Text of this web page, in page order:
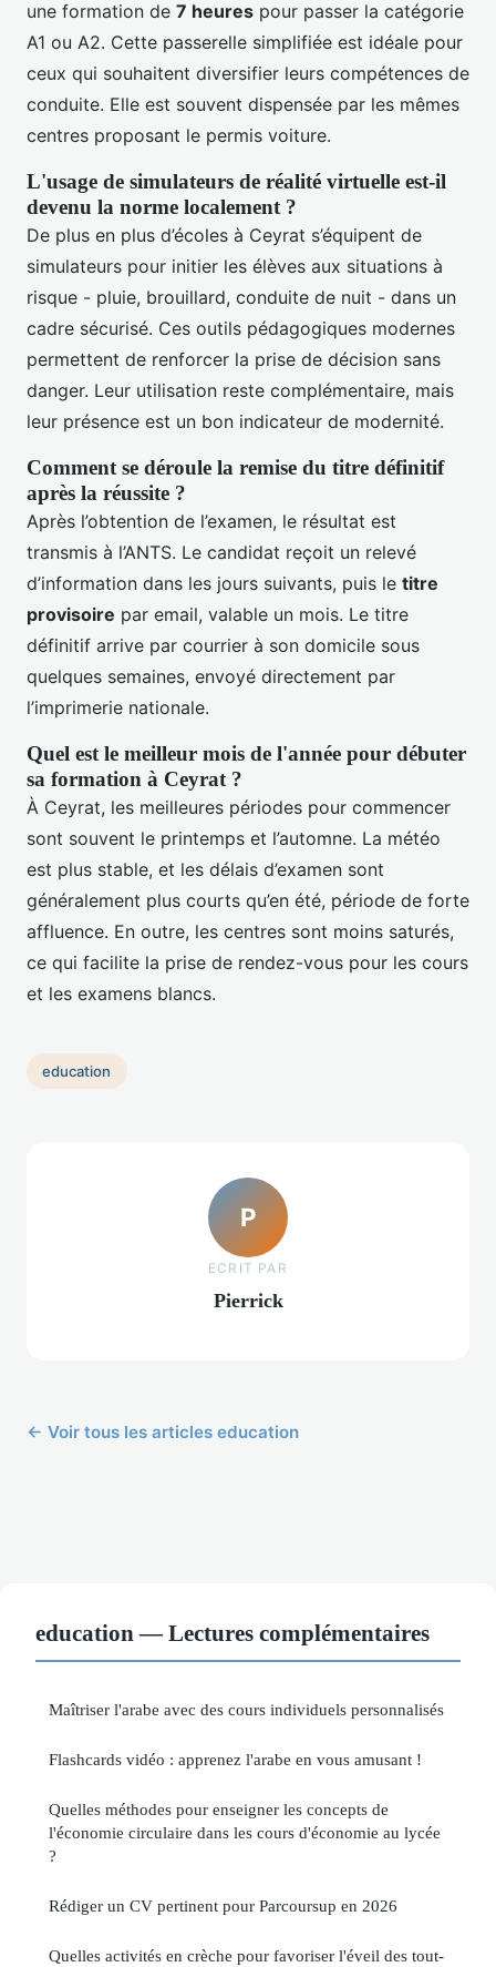
une formation de 7 heures pour passer la catégorie
A1 ou A2. Cette passerelle simplifiée est idéale pour
ceux qui souhaitent diversifier leurs compétences de
conduite. Elle est souvent dispensée par les mêmes
centres proposant le permis voiture.
L'usage de simulateurs de réalité virtuelle est-il
devenu la norme localement ?
De plus en plus d’écoles à Ceyrat s’équipent de
simulateurs pour initier les élèves aux situations à
risque - pluie, brouillard, conduite de nuit - dans un
cadre sécurisé. Ces outils pédagogiques modernes
permettent de renforcer la prise de décision sans
danger. Leur utilisation reste complémentaire, mais
leur présence est un bon indicateur de modernité.
Comment se déroule la remise du titre définitif
après la réussite ?
Après l’obtention de l’examen, le résultat est
transmis à l’ANTS. Le candidat reçoit un relevé
d’information dans les jours suivants, puis le titre
provisoire par email, valable un mois. Le titre
définitif arrive par courrier à son domicile sous
quelques semaines, envoyé directement par
l’imprimerie nationale.
Quel est le meilleur mois de l'année pour débuter
sa formation à Ceyrat ?
À Ceyrat, les meilleures périodes pour commencer
sont souvent le printemps et l’automne. La météo
est plus stable, et les délais d’examen sont
généralement plus courts qu’en été, période de forte
affluence. En outre, les centres sont moins saturés,
ce qui facilite la prise de rendez-vous pour les cours
et les examens blancs.
education
P
ECRIT PAR
Pierrick
← Voir tous les articles education
education — Lectures complémentaires
Maîtriser l'arabe avec des cours individuels personnalisés
Flashcards vidéo : apprenez l'arabe en vous amusant !
Quelles méthodes pour enseigner les concepts de
l'économie circulaire dans les cours d'économie au lycée
?
Rédiger un CV pertinent pour Parcoursup en 2026
Quelles activités en crèche pour favoriser l'éveil des tout-